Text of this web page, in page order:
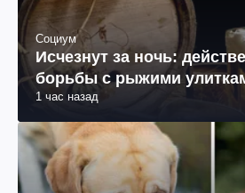
Социум
Исчезнут за ночь:
борьбы с рыжими
1 час назад